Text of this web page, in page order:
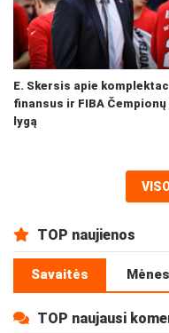
E. Skersis apie
finansus ir FIBA Čempionų
lygą
TOP naujienos
Savaitės
TOP naujausi